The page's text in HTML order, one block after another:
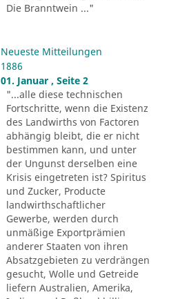
Die Branntwein ..."
Neueste Mitteilungen
1886
01. Januar , Seite 2
"...alle diese technischen
Fortschritte, wenn die Existenz
des Landwirths von Factoren
abhängig bleibt, die er nicht
bestimmen kann, und unter
der Ungunst derselben eine
Krisis eingetreten ist? Spiritus
und Zucker, Producte
landwirthschaftlicher
Gewerbe, werden durch
unmäßige Exportprämien
anderer Staaten von ihren
Absatzgebieten zu verdrängen
gesucht, Wolle und Getreide
liefern Australien, Amerika,